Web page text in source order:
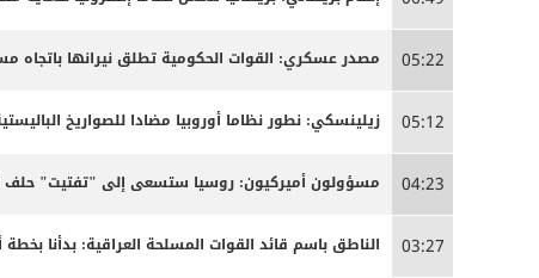
05:22 مصدر عسكري: القوات الحكومية تطلق نيرانها
05:12 زيلينسكي: نطور نظاما أوروبيا مضادا للصواريخ
04:23 مسؤولون أميركيون: روسيا ستسعى إلى "تفتيت" حلف
03:27 الناطق باسم قائد القوات المسلحة العراقية: بدأنا